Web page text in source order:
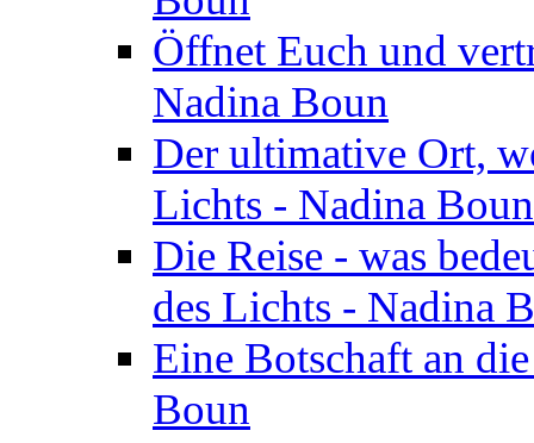
Öffnet Euch und
Nadina Boun
Der ultimative Ort,
Lichts - Nadina Boun
Die Reise - was
des Lichts - Nadina
Eine Botschaft an
Boun